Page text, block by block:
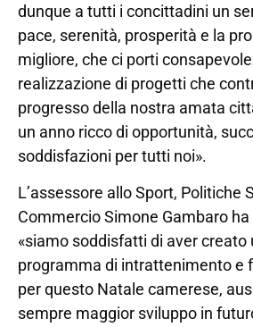
dunque a tutti i concittadini un
pace, serenità, prosperità e la
migliore, che ci porti
realizzazione di progetti che
progresso della nostra amata
un anno ricco di opportunità,
soddisfazioni per tutti noi».
L’assessore allo Sport, Politiche
Commercio Simone Gambaro
«siamo soddisfatti di aver creato
programma di intrattenimento e
per questo Natale camerese,
sempre maggior sviluppo in